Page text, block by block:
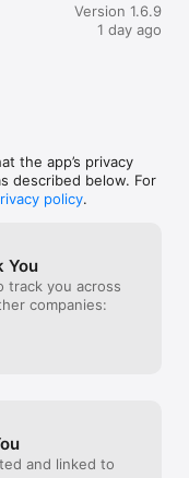
임
여ON
, 부동산, 모빌리티
시면 신속히 조
Version 1.6.9
1 day ago
the app’s privacy
described below. For
policy.
You
track you across
companies:
and linked to